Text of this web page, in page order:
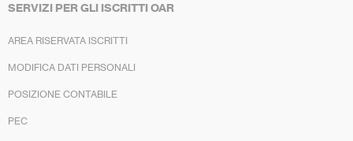
SERVIZI PER GLI ISCRITTI OAR
AREA RISERVATA ISCRITTI
MODIFICA DATI PERSONALI
POSIZIONE CONTABILE
PEC